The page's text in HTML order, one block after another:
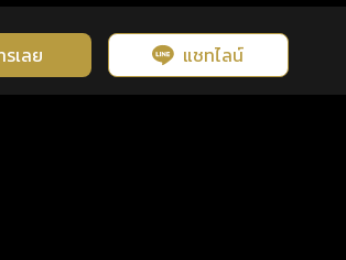
รเลย แชทไลน์
กกี้ เพื่อเพิ่มประสิทธิภาพและประสบการณ์ที่ดี
บไซต์ นโยบายความเป็นส่วนตัว
หวะชีวิต คลิกดูดวงฟรี